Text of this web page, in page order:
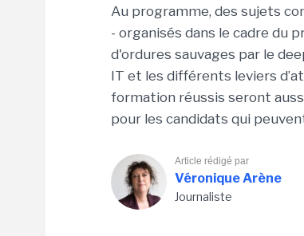
Au programme, des sujets
- organisés dans le cadre du
d'ordures sauvages par le
IT et les différents leviers
formation réussis seront
pour les candidats qui
Article rédigé par
Véronique Arène
Journaliste